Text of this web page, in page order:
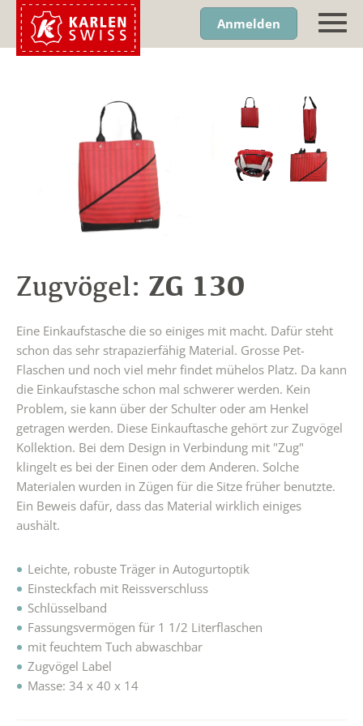
Anmelden
Zugvögel: ZG 130
Eine Einkaufstasche die so einiges mit macht. Dafür steht
schon das sehr strapazierfähig Material. Grosse Pet-
Flaschen und noch viel mehr findet mühelos Platz. Da kann
die Einkaufstasche schon mal schwerer werden. Kein
Problem, sie kann über der Schulter oder am Henkel
getragen werden. Diese Einkauftasche gehört zur Zugvögel
Kollektion. Bei dem Design in Verbindung mit "Zug"
klingelt es bei der Einen oder dem Anderen. Solche
Materialen wurden in Zügen für die Sitze früher benutzte.
Ein Beweis dafür, dass das Material wirklich einiges
aushält.
Leichte, robuste Träger in Autogurtoptik
Einsteckfach mit Reissverschluss
Schlüsselband
Fassungsvermögen für 1 1/2 Literflaschen
mit feuchtem Tuch abwaschbar
Zugvögel Label
Masse: 34 x 40 x 14